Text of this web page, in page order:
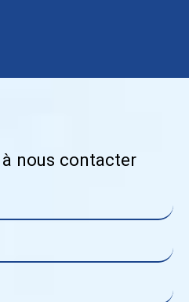
nous contacter